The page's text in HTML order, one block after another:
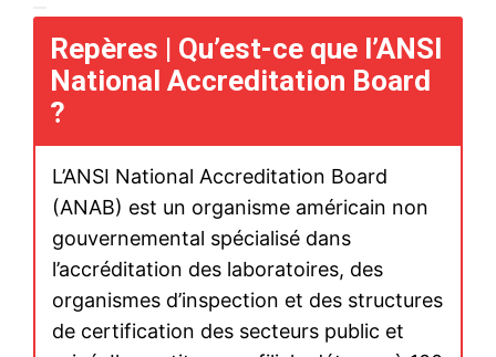
S'ABONNER MAINTENANT
Insight Publications
À propos
Nous contacter
Formules d’abonnement